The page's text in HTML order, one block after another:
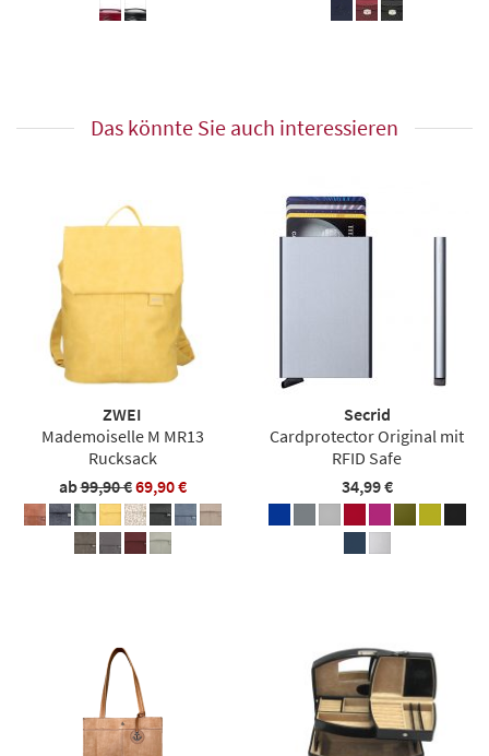
Das könnte Sie auch interessieren
ZWEI
Mademoiselle M MR13
Rucksack
ab99,90 €69,90 €
Secrid
Cardprotector Original mit
RFID Safe
34,99 €